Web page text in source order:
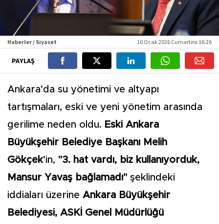
Haberler / Siyaset 10 Ocak 2026 Cumartesi 16:26
PAYLAŞ
Ankara’da su yönetimi ve altyapı
tartışmaları, eski ve yeni yönetim arasında
gerilime neden oldu. Eski Ankara
Büyükşehir Belediye Başkanı Melih
Gökçek’in, "3. hat vardı, biz kullanıyorduk,
Mansur Yavaş bağlamadı" şeklindeki
iddiaları üzerine Ankara Büyükşehir
Belediyesi, ASKİ Genel Müdürlüğü